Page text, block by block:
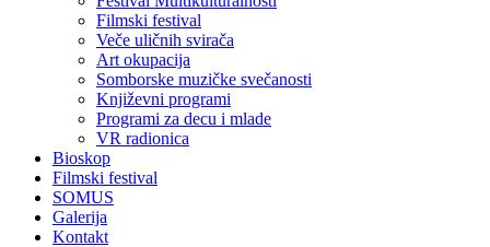
Filmski festival
Veče uličnih svirača
Art okupacija
Somborske muzičke svečanosti
Književni programi
Programi za decu i mlade
VR radionica
Bioskop
Filmski festival
SOMUS
Galerija
Kontakt